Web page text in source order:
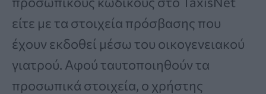
είτε με τα στοιχεία πρόσβασης που
έχουν εκδοθεί μέσω του οικογενειακού
γιατρού. Αφού ταυτοποιηθούν τα
προσωπικά στοιχεία, ο χρήστης